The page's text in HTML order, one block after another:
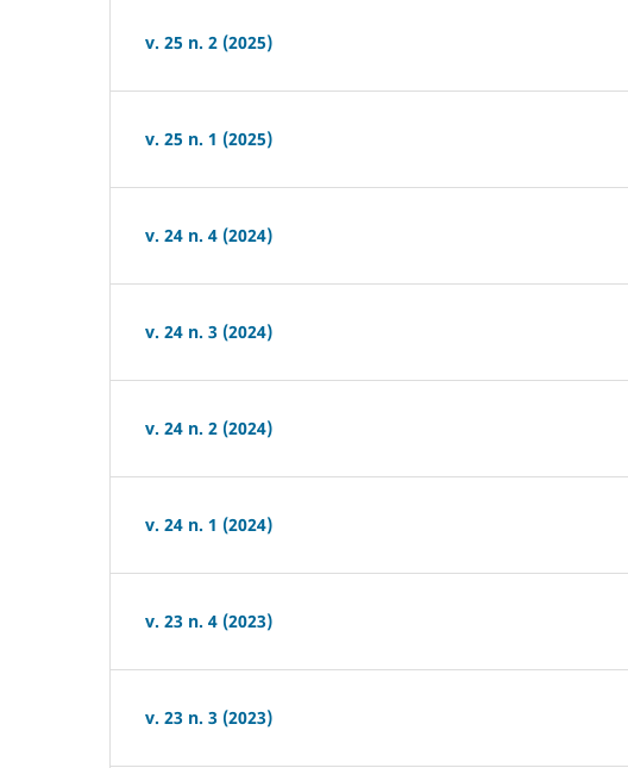
v. 25 n. 2 (2025)
v. 25 n. 1 (2025)
v. 24 n. 4 (2024)
v. 24 n. 3 (2024)
v. 24 n. 2 (2024)
v. 24 n. 1 (2024)
v. 23 n. 4 (2023)
v. 23 n. 3 (2023)